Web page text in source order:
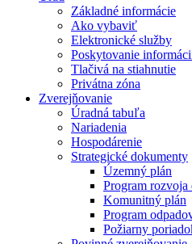
Základné informácie
Ako vybaviť
Elektronické služby
Poskytovanie
Tlačivá na stiahnutie
Privátna zóna
Zverejňovanie
Úradná tabuľa
Nariadenia
Hospodárenie
Strategické dokumenty
Územný plán
Program rozvoja
Komunitný plán
Program
Požiarny